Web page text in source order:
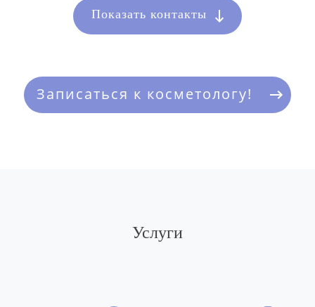
Показать контакты
Записаться к косметологу!
Услуги